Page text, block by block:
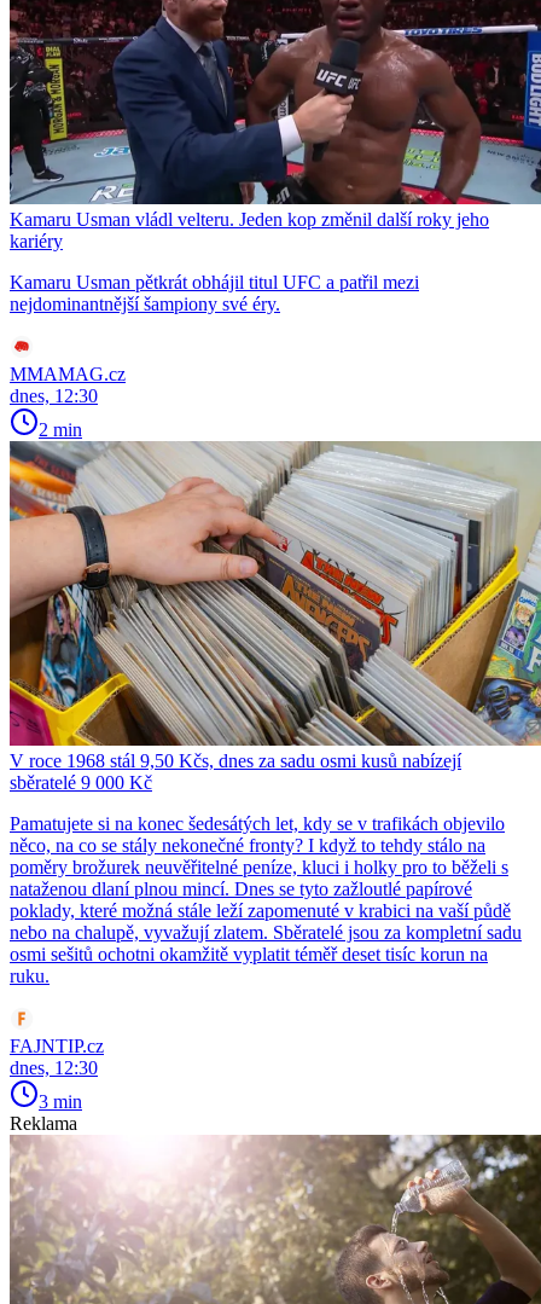
Kamaru Usman vládl velteru. Jeden kop změnil další roky jeho
kariéry
Kamaru Usman pětkrát obhájil titul UFC a patřil mezi
nejdominantnější šampiony své éry.
MMAMAG.cz
dnes, 12:30
2 min
V roce 1968 stál 9,50 Kčs, dnes za sadu osmi kusů nabízejí
sběratelé 9 000 Kč
Pamatujete si na konec šedesátých let, kdy se v trafikách objevilo
něco, na co se stály nekonečné fronty? I když to tehdy stálo na
poměry brožurek neuvěřitelné peníze, kluci i holky pro to běželi s
nataženou dlaní plnou mincí. Dnes se tyto zažloutlé papírové
poklady, které možná stále leží zapomenuté v krabici na vaší půdě
nebo na chalupě, vyvažují zlatem. Sběratelé jsou za kompletní sadu
osmi sešitů ochotni okamžitě vyplatit téměř deset tisíc korun na
ruku.
FAJNTIP.cz
dnes, 12:30
3 min
Reklama